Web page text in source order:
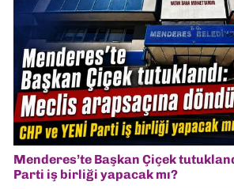
Menderes’te Başkan Çiçek
Parti iş birliği yapacak mı?